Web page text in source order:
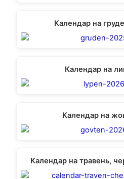
Календар на
Календар на
Календар на
Календар на травень,